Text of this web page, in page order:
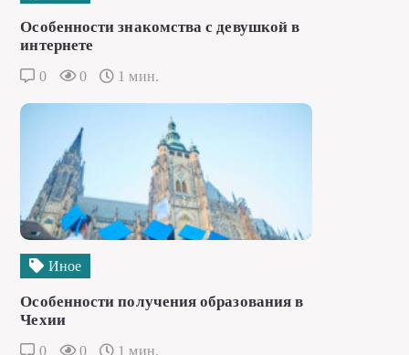
Особенности знакомства с девушкой в
интернете
0 0 1 мин.
Иное
Особенности получения образования в
Чехии
0 0 1 мин.